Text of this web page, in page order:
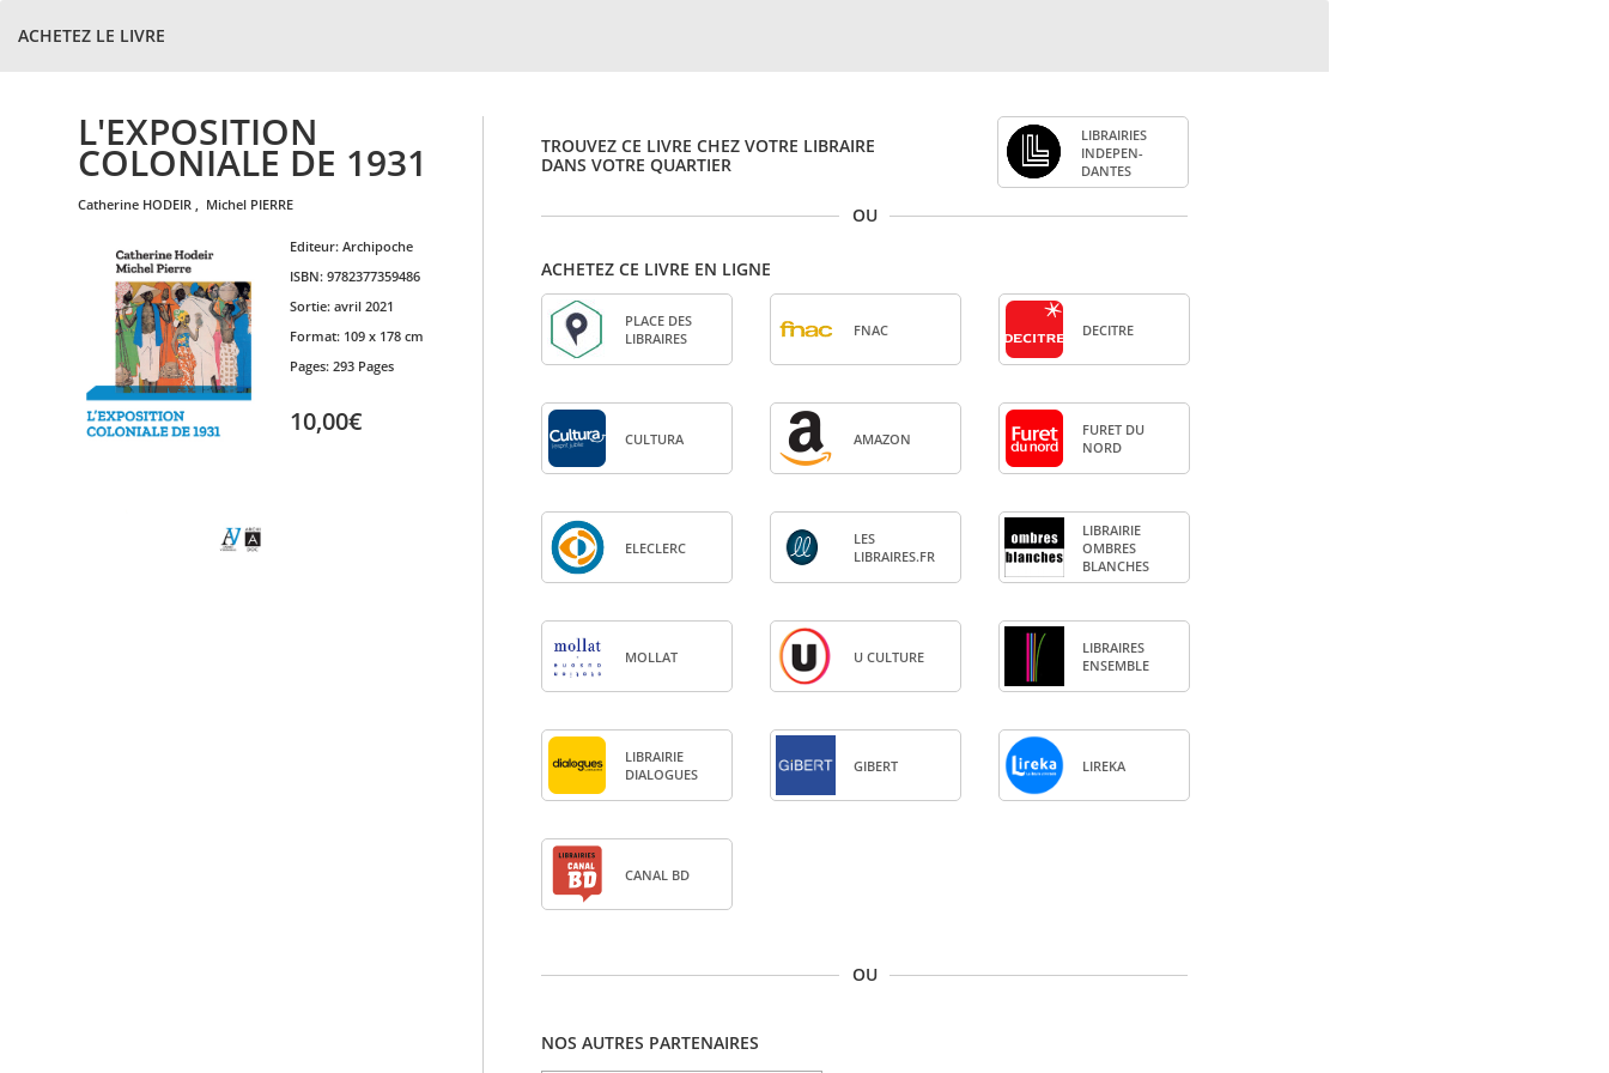
ACHETEZ LE LIVRE
L'EXPOSITION
COLONIALE DE 1931
catherine HODEIR , michel PIERRE
Editeur: Archipoche
ISBN: 9782377359486
Sortie: avril 2021
Format: 109 x 178 cm
Pages: 293 Pages
10,00€
TROUVEZ CE LIVRE CHEZ VOTRE LIBRAIRE
DANS VOTRE QUARTIER
LIBRAI­RIES
INDE­PEN­
DANTES
OU
ACHETEZ CE LIVRE EN LIGNE
PLACE DES
LIBRAIRES
FNAC DECITRE
CULTURA AMA­ZON
FURET DU
NORD
ELE­CLERC
LES
LIBRAIRES.FR
LIBRAI­RIE
OMBRES
BLANCHES
MOL­LAT U CULTURE
LIBRAIRES
ENSEMBLE
LIBRAI­RIE
DIA­LOGUES
GIBERT LIREKA
CANAL BD
OU
NOS AUTRES PARTENAIRES